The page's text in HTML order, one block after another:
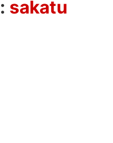
: sakatu